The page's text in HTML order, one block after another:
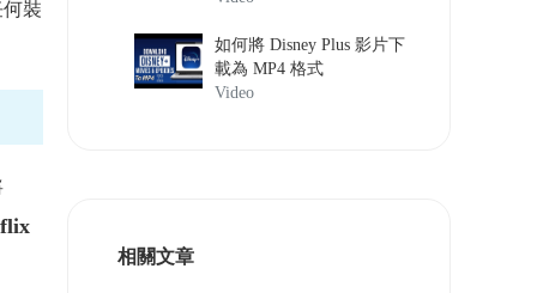
裝
如何將 Disney Plus 影片下
載為 MP4 格式
Video
相關文章